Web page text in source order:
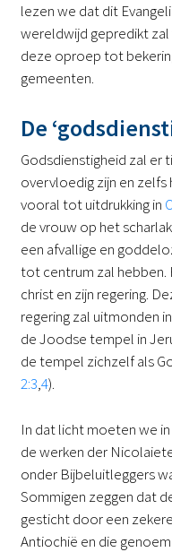
lezen we dat dit
wereldwijd gepredikt zal
deze oproep tot
gemeenten.
De
Godsdienstigheid zal er
overvloedig zijn en
vooral tot uitdrukking in
de vrouw op het
een afvallige en
tot centrum zal
christ en zijn regering.
regering zal uitmonden
de Joodse tempel in
de tempel zichzelf als
2:3,4).
In dat licht moeten we
de werken der
onder Bijbeluitleggers
Sommigen zeggen dat
gesticht door een
Antiochië en die